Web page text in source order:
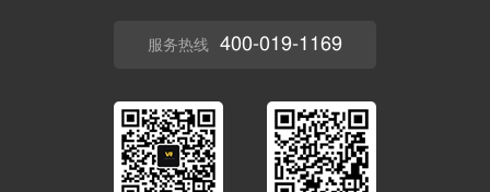
服务热线 400-019-1169